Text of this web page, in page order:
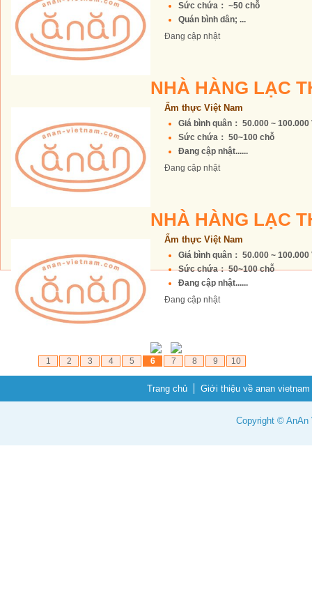
Sức chứa： ~50 chỗ
Quán bình dân; ...
Đang cập nhật
NHÀ HÀNG LẠC
Ẩm thực Việt Nam
Giá bình quân： 50.000 ~ 100.000
Sức chứa： 50~100 chỗ
Đang cập nhật......
Đang cập nhật
NHÀ HÀNG LẠC
Ẩm thực Việt Nam
Giá bình quân： 50.000 ~ 100.000
Sức chứa： 50~100 chỗ
Đang cập nhật......
Đang cập nhật
1 2 3 4 5 6 7 8 9 10
Trang chủ Giới thiệu về anan vietnam
Copyright © AnAn